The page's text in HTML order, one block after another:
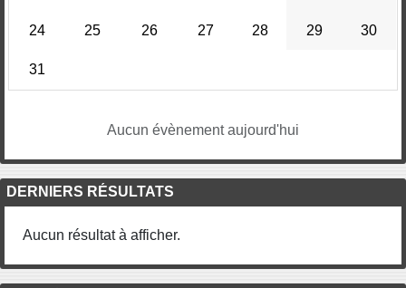
24 25 26 27 28 29 30
31
Aucun évènement aujourd'hui
DERNIERS RÉSULTATS
Aucun résultat à afficher.